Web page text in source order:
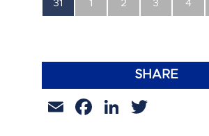
0
esemény,
31
0
esemény,
1
0
esemény,
2
0
esemény,
3
0
4
SHARE
EmailFacebook
LinkedIn